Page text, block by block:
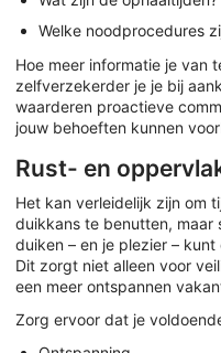
Welke noodprocedures
Hoe meer informatie je van
zelfverzekerder je je bij
waarderen proactieve
jouw behoeften kunnen
Rust- en
Het kan verleidelijk zijn om
duikkans te benutten, maar
duiken – en je plezier –
Dit zorgt niet alleen voor
een meer ontspannen
Zorg ervoor dat je